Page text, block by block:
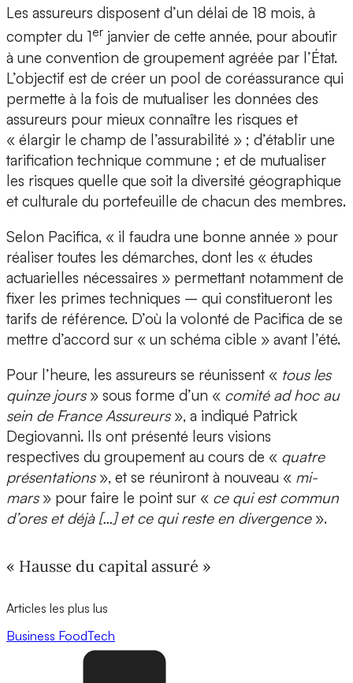
Les assureurs disposent d’un délai de 18 mois, à
compter du 1er janvier de cette année, pour aboutir
à une convention de groupement agréée par l’État.
L’objectif est de créer un pool de coréassurance qui
permette à la fois de mutualiser les données des
assureurs pour mieux connaître les risques et
« élargir le champ de l’assurabilité » ; d’établir une
tarification technique commune ; et de mutualiser
les risques quelle que soit la diversité géographique
et culturale du portefeuille de chacun des membres.
Selon Pacifica, « il faudra une bonne année » pour
réaliser toutes les démarches, dont les « études
actuarielles nécessaires » permettant notamment de
fixer les primes techniques – qui constitueront les
tarifs de référence. D’où la volonté de Pacifica de se
mettre d’accord sur « un schéma cible » avant l’été.
Pour l’heure, les assureurs se réunissent « tous les
quinze jours» sous forme d’un « comité ad hoc au
sein de France Assureurs», a indiqué Patrick
Degiovanni. Ils ont présenté leurs visions
respectives du groupement au cours de « quatre
présentations», et se réuniront à nouveau « mi-
mars» pour faire le point sur « ce qui est commun
d’ores et déjà […] et ce qui reste en divergence ».
« Hausse du capital assuré »
Articles les plus lus
Business FoodTech